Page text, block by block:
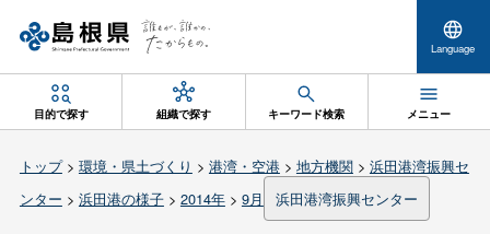
Language
目的で探す 組織で探す キーワード検索 メニュー
トップ> 環境・県土づくり > 港湾・空港> 地方機関> 浜田港湾振興セ
ンター > 浜田港の様子> 2014年> 9月 浜田港湾振興センター